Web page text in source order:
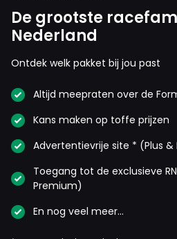
De grootste
Nederland
Ontdek welk pakket bij jou past
Altijd meepraten over de
Kans maken op toffe prijzen
Advertentievrije site * (Plus
Toegang tot de exclusieve
Premium)
En nog veel meer…